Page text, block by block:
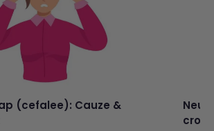
(cefalee): Cauze &